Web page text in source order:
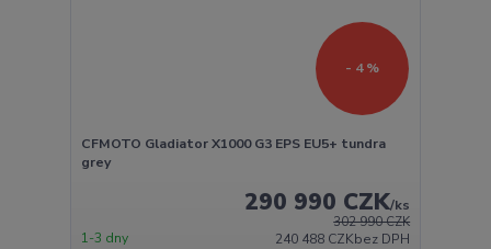
- 4 %
CFMOTO Gladiator X1000 G3 EPS EU5+ tundra
grey
302 990 CZK
290 990 CZK/ks
240 488 CZKbez DPH
1-3 dny